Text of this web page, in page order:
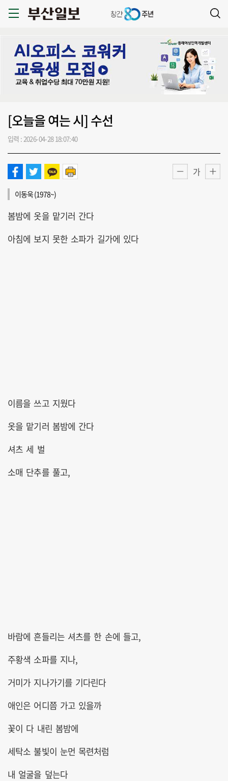
[오늘을 여는 시] 수선
입력 : 2026-04-28 18:07:40
가
이동욱 (1978~)
봄밤에 옷을 맡기러 간다
아침에 보지 못한 소파가 길가에 있다
이름을 쓰고 지웠다
옷을 맡기러 봄밤에 간다
셔츠 세 벌
소매 단추를 풀고,
바람에 흔들리는 셔츠를 한 손에 들고,
주황색 소파를 지나,
거미가 지나가기를 기다린다
애인은 어디쯤 가고 있을까
꽃이 다 내린 봄밤에
세탁소 불빛이 눈먼 목련처럼
내 얼굴을 덮는다